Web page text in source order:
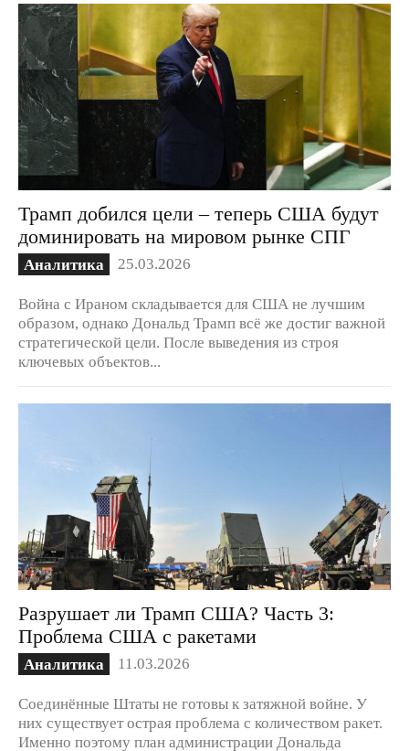
Трамп добился цели – теперь США будут
доминировать на мировом рынке СПГ
Аналитика 25.03.2026
Война с Ираном складывается для США не лучшим
образом, однако Дональд Трамп всё же достиг важной
стратегической цели. После выведения из строя
ключевых объектов...
Разрушает ли Трамп США? Часть 3:
Проблема США с ракетами
Аналитика 11.03.2026
Соединённые Штаты не готовы к затяжной войне. У
них существует острая проблема с количеством ракет.
Именно поэтому план администрации Дональда